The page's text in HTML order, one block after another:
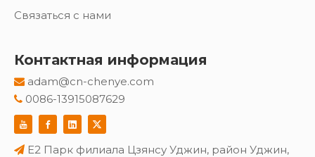
Связаться с нами
Контактная информация
 adam@cn-chenye.com
 0086-13915087629
 E2 Парк филиала Цзянсу Уджин, район Уджин,